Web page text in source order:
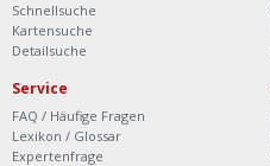
Schnellsuche
Kartensuche
Detailsuche
Service
FAQ / Häufige Fragen
Lexikon / Glossar
Expertenfrage